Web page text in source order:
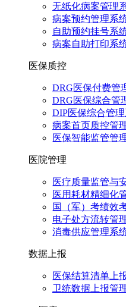
无纸化病案管理
病案预约管理系
自助预约挂号系
病案自助打印系
医保质控
DRG医保付费管
DRG医保综合管
DIP医保综合管
病案首页质控管
医保智能监管管
医院管理
医疗质量监管与
医用耗材精细化
国（军）考绩效
电子处方流转管
消毒供应管理系
数据上报
医保结算清单上
卫统数据上报管